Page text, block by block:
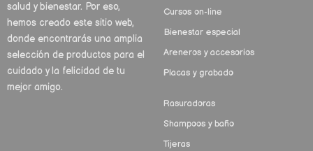
salud y bienestar. Por eso,
hemos creado este sitio web,
donde encontrarás una amplia
selección de productos para el
cuidado y la felicidad de tu
mejor amigo.
Cursos on-line
Bienestar especial
Areneros y accesorios
Placas y grabado
Rasuradoras
Shampoos y baño
Tijeras